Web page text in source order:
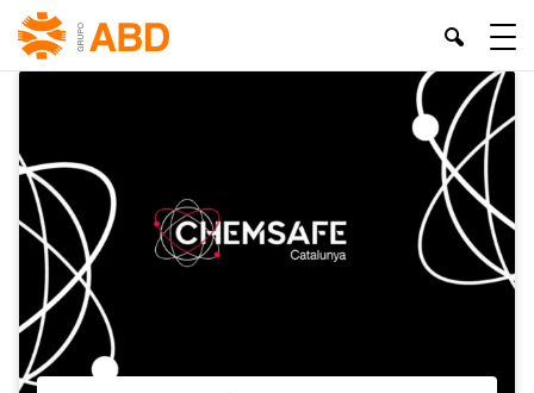
INICIO» ACTUALIDAD